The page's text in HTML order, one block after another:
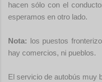
hacen sólo con el
esperamos en otro lado.
Nota: los puestos
hay comercios, ni pueblos.
El servicio de autobús muy